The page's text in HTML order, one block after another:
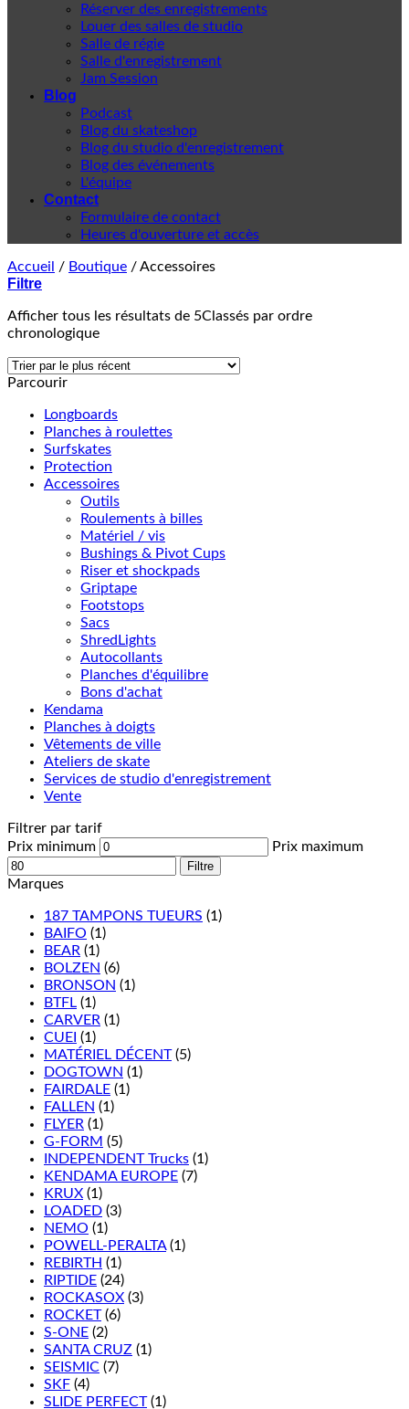
Réserver des enregistrements
Louer des salles de studio
Salle de régie
Salle d'enregistrement
Jam Session
Blog
Podcast
Blog du skateshop
Blog du studio d'enregistrement
Blog des événements
L'équipe
Contact
Formulaire de contact
Heures d'ouverture et accès
Accueil / Boutique /Accessoires
Filtre
Afficher tous les résultats de 5Classés par ordre
chronologique
Parcourir
Longboards
Planches à roulettes
Surfskates
Protection
Accessoires
Outils
Roulements à billes
Matériel / vis
Bushings & Pivot Cups
Riser et shockpads
Griptape
Footstops
Sacs
ShredLights
Autocollants
Planches d'équilibre
Bons d'achat
Kendama
Planches à doigts
Vêtements de ville
Ateliers de skate
Services de studio d'enregistrement
Vente
Filtrer par tarif
Prix minimum
Prix maximum
Filtre
Marques
187 TAMPONS TUEURS (1)
BAIFO (1)
BEAR (1)
BOLZEN (6)
BRONSON (1)
BTFL (1)
CARVER (1)
CUEI (1)
MATÉRIEL DÉCENT (5)
DOGTOWN (1)
FAIRDALE (1)
FALLEN (1)
FLYER (1)
G-FORM (5)
INDEPENDENT Trucks (1)
KENDAMA EUROPE (7)
KRUX (1)
LOADED (3)
NEMO (1)
POWELL-PERALTA (1)
REBIRTH (1)
RIPTIDE (24)
ROCKASOX (3)
ROCKET (6)
S-ONE (2)
SANTA CRUZ (1)
SEISMIC (7)
SKF (4)
SLIDE PERFECT (1)